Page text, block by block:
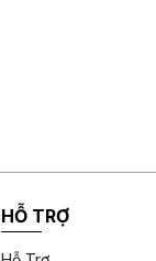
HỖ TRỢ